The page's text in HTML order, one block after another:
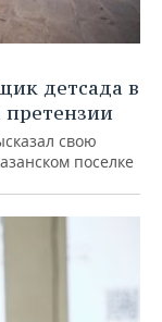
детсада в
претензии
свою
поселке